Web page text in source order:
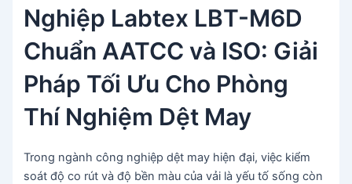
Nghiệp Labtex LBT-M6D
Chuẩn AATCC và ISO: Giải
Pháp Tối Ưu Cho Phòng
Thí Nghiệm Dệt May
Trong ngành công nghiệp dệt may hiện đại, việc kiểm
soát độ co rút và độ bền màu của vải là yếu tố sống còn